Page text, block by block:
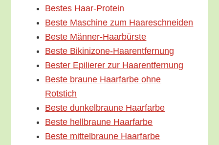
Bes­tes Haar-Protein
Bes­te Maschi­ne zum Haareschneiden
Bes­te Männer-Haarbürste
Bes­te Bikinizone-Haarentfernung
Bes­ter Epi­lie­rer zur Haarentfernung
Bes­te brau­ne Haar­far­be ohne
Rotstich
Bes­te dun­kel­brau­ne Haarfarbe
Bes­te hell­brau­ne Haarfarbe
Bes­te mit­tel­brau­ne Haarfarbe